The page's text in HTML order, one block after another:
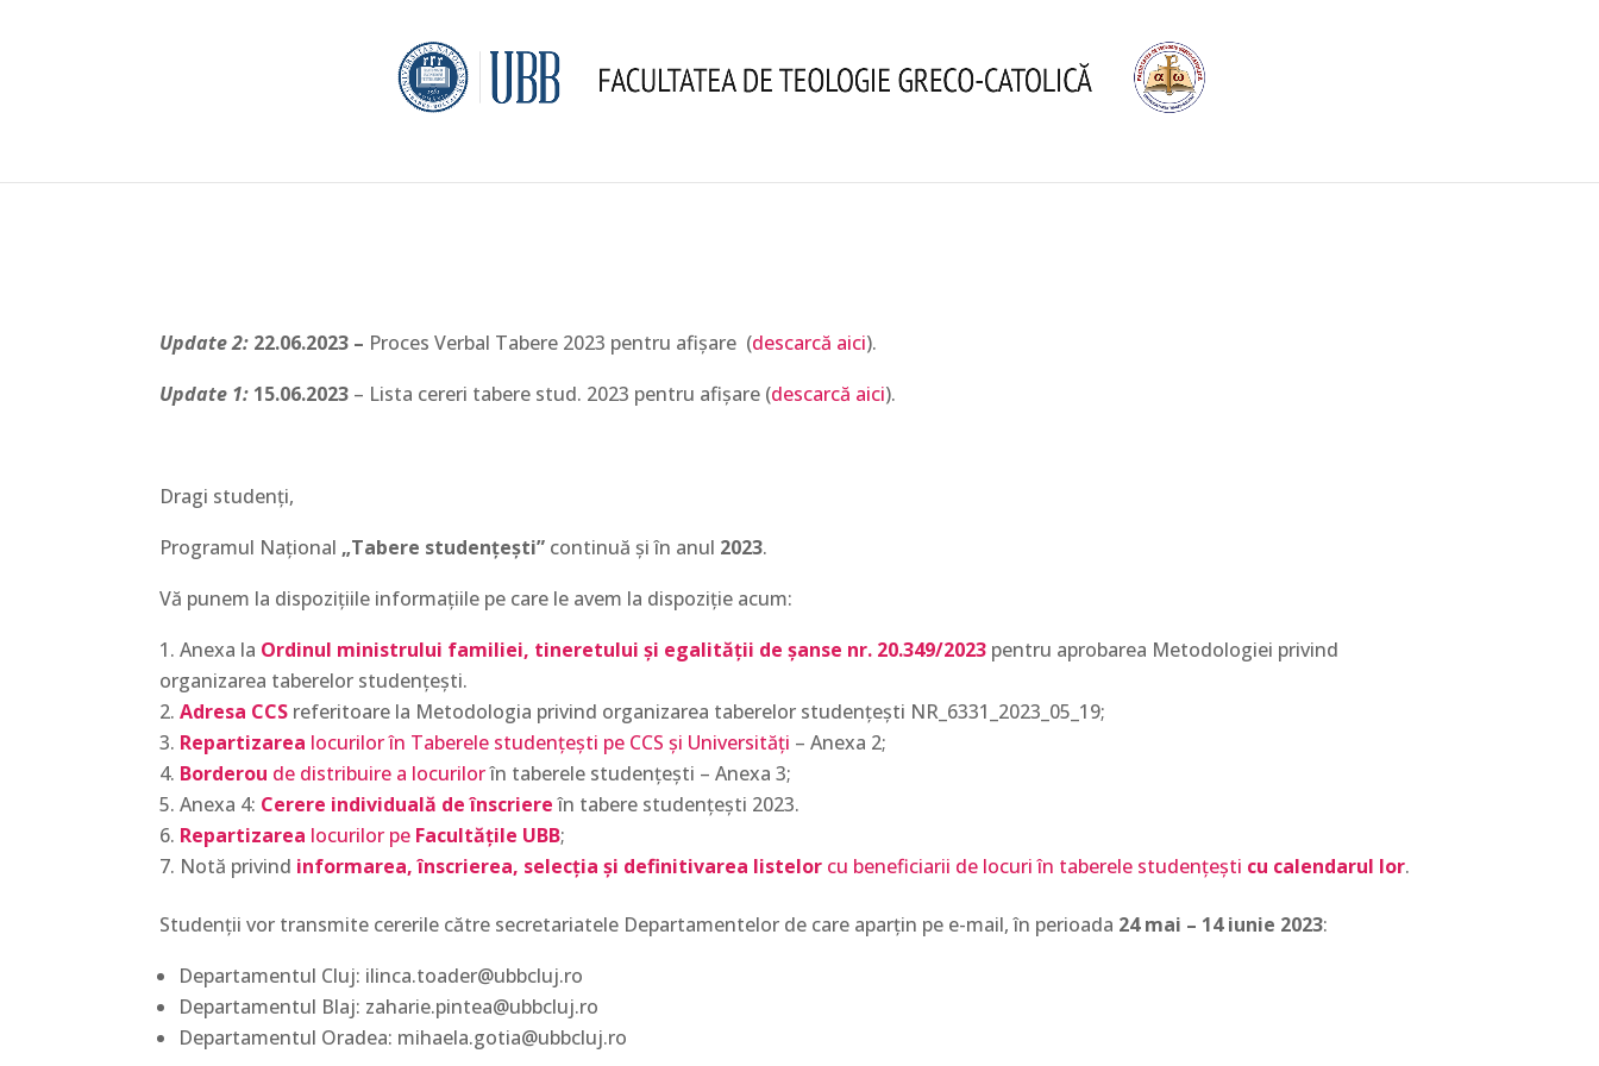
Update 2: 22.06.2023 – Proces Verbal Tabere 2023 pentru afișare (descarcă aici).
Update 1: 15.06.2023 – Lista cereri tabere stud. 2023 pentru afișare (descarcă aici).
Dragi studenți,
Programul Național „Tabere studențești” continuă și în anul 2023.
Vă punem la dispozițiile informațiile pe care le avem la dispoziție acum:
Anexa la Ordinul ministrului familiei, tineretului și egalității de șanse nr. 20.349/2023 pentru aprobarea Metodologiei privind
organizarea taberelor studențești.
Adresa CCS referitoare la Metodologia privind organizarea taberelor studențești NR_6331_2023_05_19;
Repartizarea locurilor în Taberele studențești pe CCS și Universități – Anexa 2;
Borderou de distribuire a locurilorîn taberele studențești – Anexa 3;
Anexa 4: Cerere individuală de înscriereîn tabere studențești 2023.
Repartizarea locurilor pe Facultățile UBB;
Notă privind informarea, înscrierea, selecția și definitivarea listelor cu beneficiarii de locuri în taberele studențești cu calendarul lor.
Studenții vor transmite cererile către secretariatele Departamentelor de care aparțin pe e-mail, în perioada 24 mai – 14 iunie 2023:
Departamentul Cluj: ilinca.toader@ubbcluj.ro
Departamentul Blaj: zaharie.pintea@ubbcluj.ro
Departamentul Oradea: mihaela.gotia@ubbcluj.ro